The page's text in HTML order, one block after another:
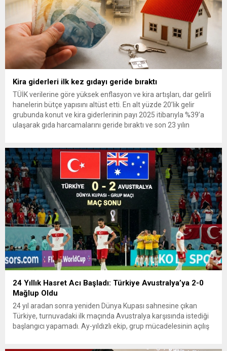
Kira giderleri ilk kez gıdayı geride bıraktı
TÜİK verilerine göre yüksek enflasyon ve kira artışları, dar gelirli
hanelerin bütçe yapısını altüst etti. En alt yüzde 20’lik gelir
grubunda konut ve kira giderlerinin payı 2025 itibarıyla %39’a
ulaşarak gıda harcamalarını geride bıraktı ve son 23 yılın
24 Yıllık Hasret Acı Başladı: Türkiye Avustralya’ya 2-0
Mağlup Oldu
24 yıl aradan sonra yeniden Dünya Kupası sahnesine çıkan
Türkiye, turnuvadaki ilk maçında Avustralya karşısında istediği
başlangıcı yapamadı. Ay-yıldızlı ekip, grup mücadelesinin açılış